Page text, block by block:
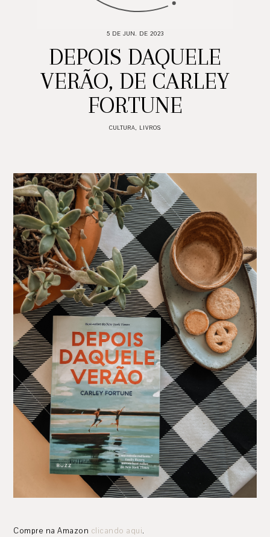
5 DE JUN. DE 2023
DEPOIS DAQUELE
VERÃO, DE CARLEY
FORTUNE
CULTURA, LIVROS
Compre na Amazon clicando aqui.